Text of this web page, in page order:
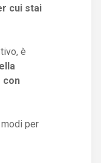
cui stai
è
con
per